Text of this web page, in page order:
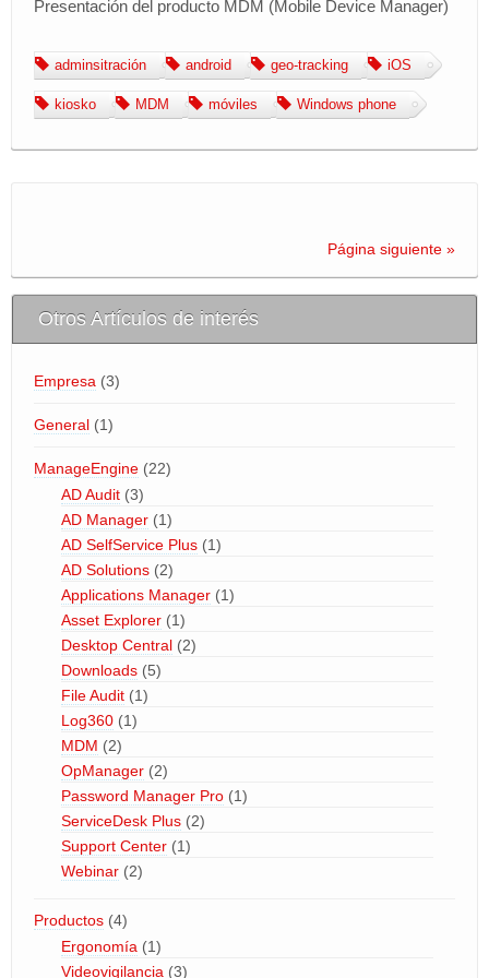
Area de Clientes
Presentación del producto MDM (Mobile Device Manager)
adminsitración android geo-tracking iOS
kiosko MDM móviles Windows phone
Página siguiente »
Otros Artículos de interés
Empresa (3)
General (1)
ManageEngine (22)
AD Audit (3)
AD Manager (1)
AD SelfService Plus (1)
AD Solutions (2)
Applications Manager (1)
Asset Explorer (1)
Desktop Central (2)
Downloads (5)
File Audit (1)
Log360 (1)
MDM (2)
OpManager (2)
Password Manager Pro (1)
ServiceDesk Plus (2)
Support Center (1)
Webinar (2)
Productos (4)
Ergonomía (1)
Videovigilancia (3)